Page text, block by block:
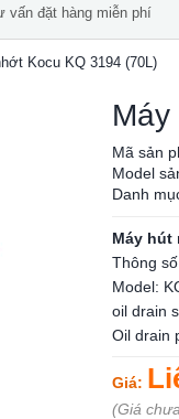
vấn đặt hàng miễn phí
Kocu KQ 3194 (70L)
Mã sản
Model
Danh
Máy hút
Thông
Model:
oil drain
Oil drain
Giá:
(Giá